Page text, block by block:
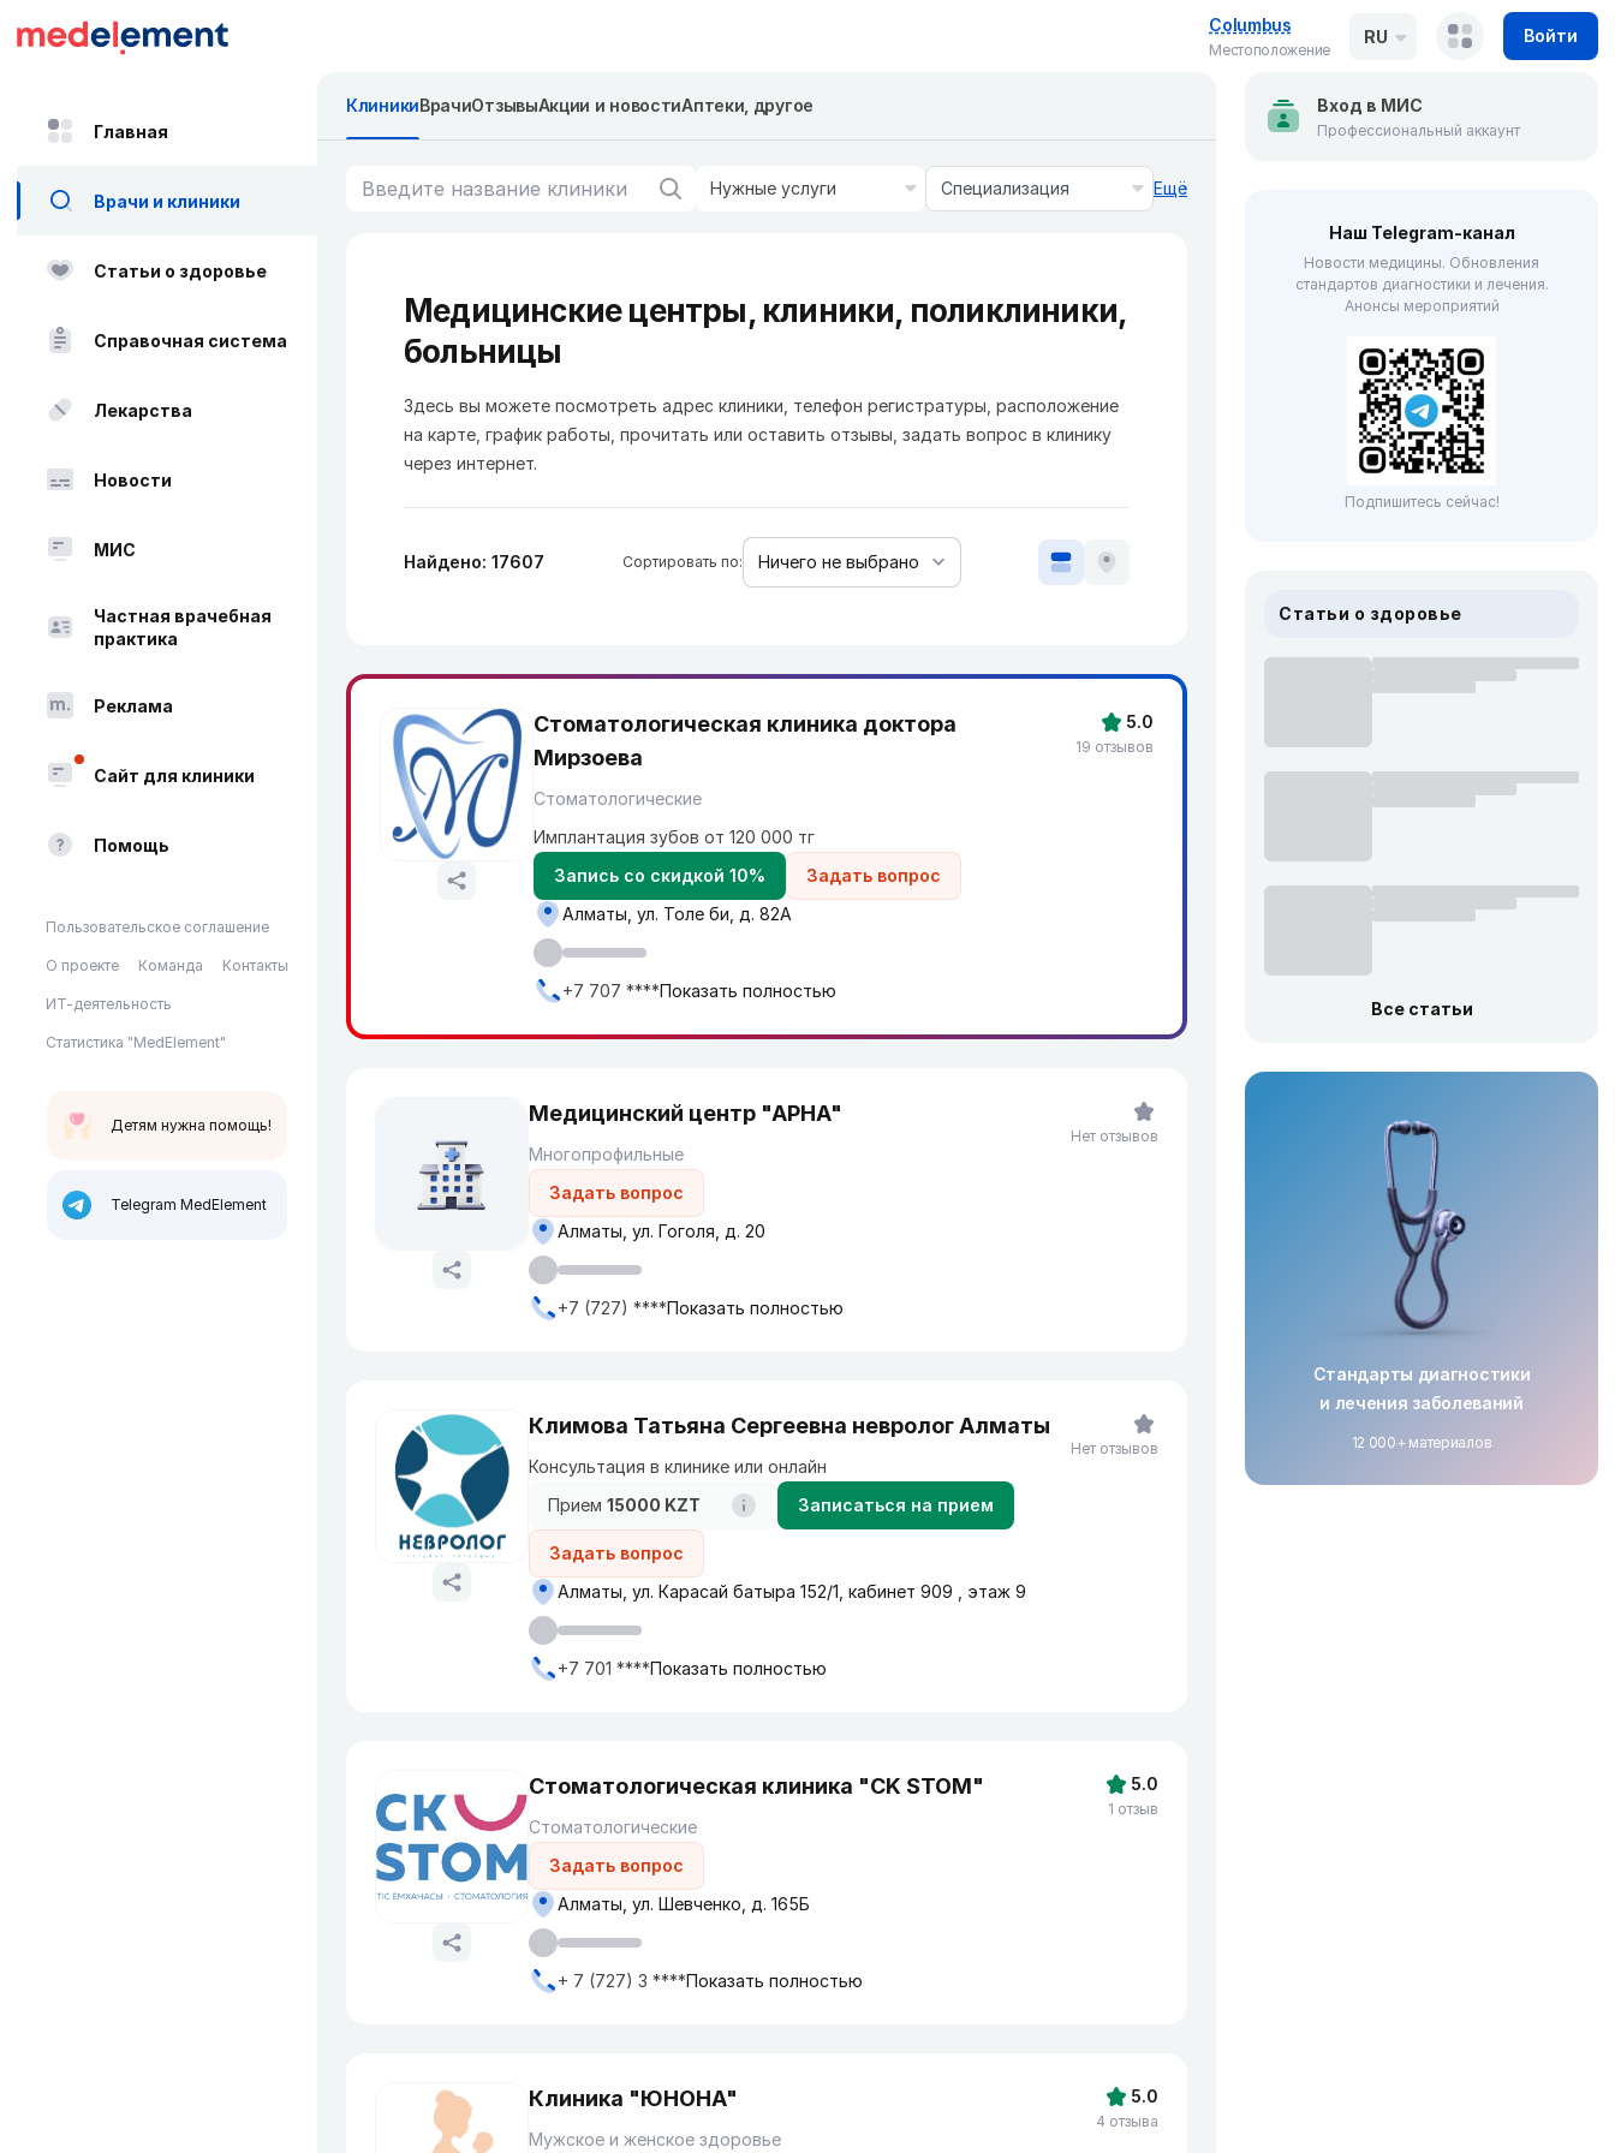
Columbus
Местоположение
RU Войти
Главная
Врачи и клиники
Статьи о здоровье
Справочная система
Лекарства
Новости
МИС
Частная врачебная
практика
Реклама
Сайт для клиники
Помощь
Пользовательское соглашение
О проекте Команда Контакты
ИТ-деятельность
Статистика "MedElement"
Детям нужна помощь!
Telegram MedElement
КлиникиВрачиОтзывыАкции и новостиАптеки, другое
Нужные услуги Специализация Ещё
Медицинские центры, клиники, поликлиники,
больницы
Здесь вы можете посмотреть адрес клиники, телефон регистратуры, расположение
на карте, график работы, прочитать или оставить отзывы, задать вопрос в клинику
через интернет.
Найдено: 17607 Сортировать по:
Стоматологическая клиника доктора
Мирзоева
Стоматологические
Имплантация зубов от 120 000 тг
Запись со скидкой 10%
Задать вопрос
Алматы, ул. Толе би, д. 82A
+7 707 ****Показать полностью
5.0
19 отзывов
Медицинский центр "АРНА"
Многопрофильные
Задать вопрос
Алматы, ул. Гоголя, д. 20
+7 (727) ****Показать полностью
Нет отзывов
Климова Татьяна Сергеевна невролог Алматы
Консультация в клинике или онлайн
Прием 15000 KZT Записаться на прием
Задать вопрос
Алматы, ул. Карасай батыра 152/1, кабинет 909 , этаж 9
+7 701 ****Показать полностью
Нет отзывов
Стоматологическая клиника "CK STOM"
Стоматологические
Задать вопрос
Алматы, ул. Шевченко, д. 165Б
+ 7 (727) 3 ****Показать полностью
5.0
1 отзыв
Клиника "ЮНОНА"
Мужское и женское здоровье
5.0
4 отзыва
Вход в МИС
Профессиональный аккаунт
Наш Telegram-канал
Новости медицины. Обновления
стандартов диагностики и лечения.
Анонсы мероприятий
Подпишитесь сейчас!
Статьи о здоровье
Все статьи
Стандарты диагностики
и лечения заболеваний
12 000+ материалов